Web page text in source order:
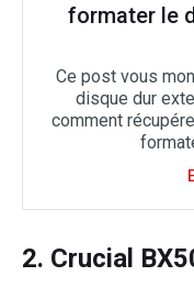
formater le
Ce post vous
disque dur
comment
2. Crucial